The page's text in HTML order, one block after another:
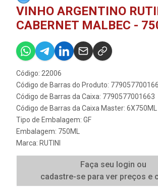
VINHO ARGENTINO
CABERNET MALBEC -
Código: 22006
Código de Barras do Produto:
Código de Barras da Caixa: 7790577001663
Código de Barras da Caixa Master: 6X750ML
Tipo de Embalagem: GF
Embalagem: 750ML
Marca: RUTINI
Faça seu login ou
cadastre-se para ver preços e